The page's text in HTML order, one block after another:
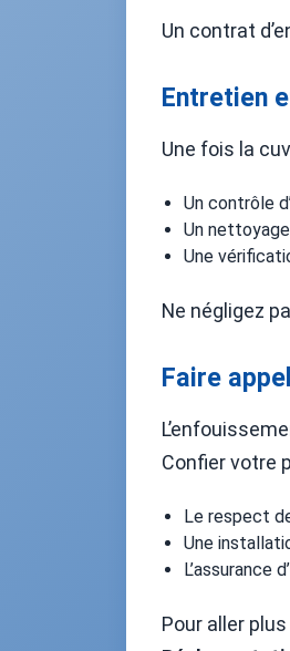
Un contrat
Entretien
Une fois la
Un contrôle
Un
Une
Ne négligez
Faire
Confier votre
Le respect
Une
L’assurance
Pour aller